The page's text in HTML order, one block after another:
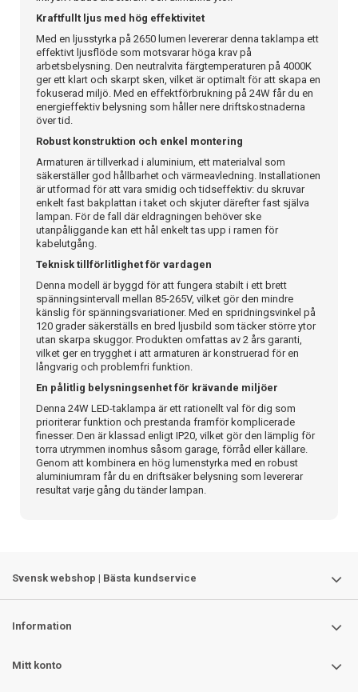
Kraftfullt ljus med hög effektivitet
Med en ljusstyrka på 2650 lumen levererar denna taklampa ett
effektivt ljusflöde som motsvarar höga krav på
arbetsbelysning. Den neutralvita färgtemperaturen på 4000K
ger ett klart och skarpt sken, vilket är optimalt för att skapa en
fokuserad miljö. Med en effektförbrukning på 24W får du en
energieffektiv belysning som håller nere driftskostnaderna
över tid.
Robust konstruktion och enkel montering
Armaturen är tillverkad i aluminium, ett materialval som
säkerställer god hållbarhet och värmeavledning. Installationen
är utformad för att vara smidig och tidseffektiv: du skruvar
enkelt fast bakplattan i taket och skjuter därefter fast själva
lampan. För de fall där eldragningen behöver ske
utanpåliggande kan ett hål enkelt tas upp i ramen för
kabelutgång.
Teknisk tillförlitlighet för vardagen
Denna modell är byggd för att fungera stabilt i ett brett
spänningsintervall mellan 85-265V, vilket gör den mindre
känslig för spänningsvariationer. Med en spridningsvinkel på
120 grader säkerställs en bred ljusbild som täcker större ytor
utan skarpa skuggor. Produkten omfattas av 2 års garanti,
vilket ger en trygghet i att armaturen är konstruerad för en
långvarig och problemfri funktion.
En pålitlig belysningsenhet för krävande miljöer
Denna 24W LED-taklampa är ett rationellt val för dig som
prioriterar funktion och prestanda framför komplicerade
finesser. Den är klassad enligt IP20, vilket gör den lämplig för
torra utrymmen inomhus såsom garage, förråd eller källare.
Genom att kombinera en hög lumenstyrka med en robust
aluminiumram får du en driftsäker belysning som levererar
resultat varje gång du tänder lampan.
Svensk webshop | Bästa kundservice
Information
Mitt konto